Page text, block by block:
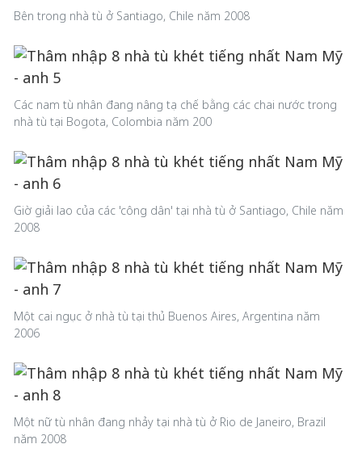
Bên trong nhà tù ở Santiago, Chile năm 2008
Các nam tù nhân đang nâng tạ chế bằng các chai nước trong
nhà tù tại Bogota, Colombia năm 200
Giờ giải lao của các 'công dân' tại nhà tù ở Santiago, Chile năm
2008
Một cai ngục ở nhà tù tại thủ Buenos Aires, Argentina năm
2006
Một nữ tù nhân đang nhảy tại nhà tù ở Rio de Janeiro, Brazil
năm 2008